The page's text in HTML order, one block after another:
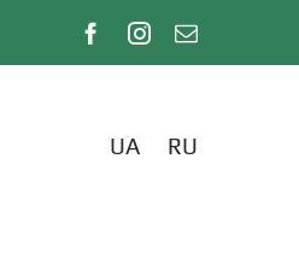
UA RU